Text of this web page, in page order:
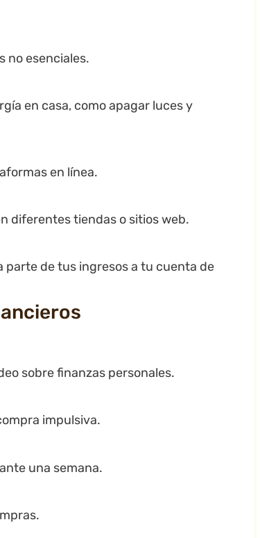
no esenciales.
en casa, como apagar luces y
en línea.
diferentes tiendas o sitios web.
de tus ingresos a tu cuenta de
sobre finanzas personales.
impulsiva.
una semana.